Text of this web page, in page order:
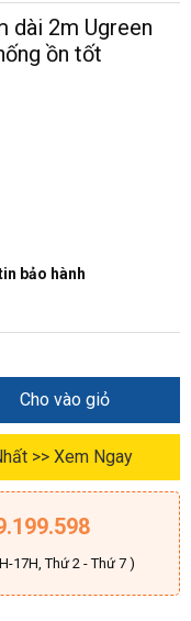
dài 2m Ugreen
ồn tốt
bảo hành
Cho vào giỏ
>> Xem Ngay
17H, Thứ 2 - Thứ 7 )